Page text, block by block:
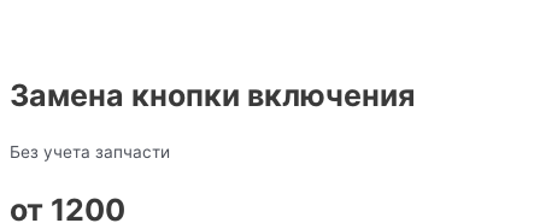
Замена кнопки включения
Без учета запчасти
от 1200